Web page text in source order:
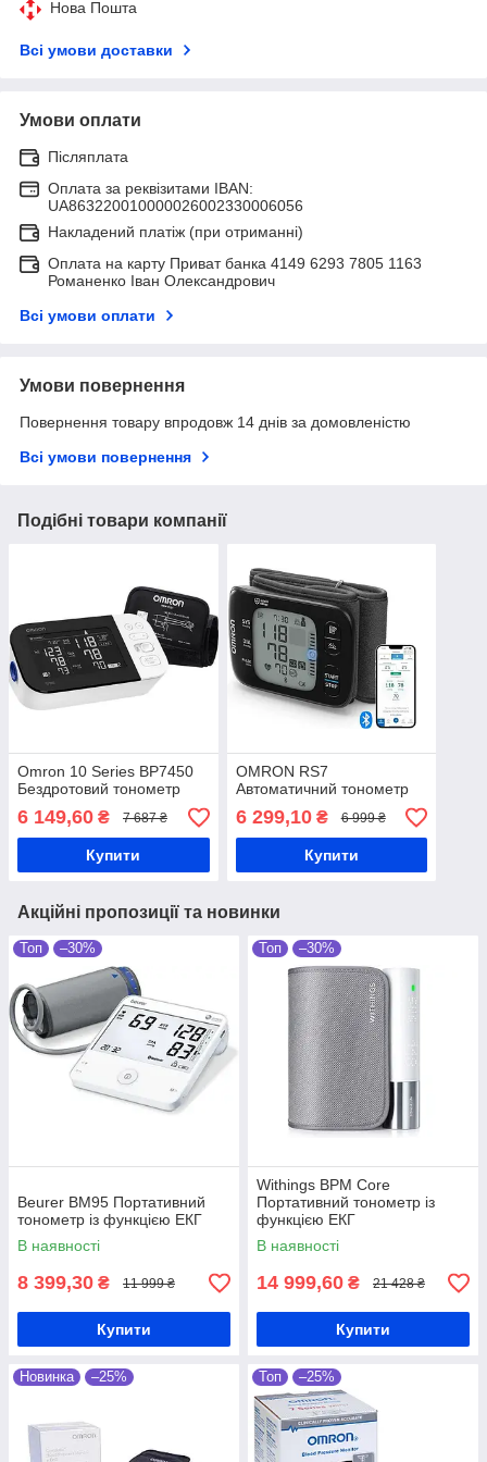
Нова Пошта
Всі умови доставки
Умови оплати
Післяплата
Оплата за реквізитами IBAN:
UA863220010000026002330006056
Накладений платіж (при отриманні)
Оплата на карту Приват банка 4149 6293 7805 1163
Романенко Іван Олександрович
Всі умови оплати
Умови повернення
Повернення товару впродовж 14 днів за домовленістю
Всі умови повернення
Подібні товари компанії
Omron 10 Series BP7450
Бездротовий тонометр
6 149,60 ₴ 7 687 ₴
Купити
OMRON RS7
Автоматичний тонометр
6 299,10₴ 6 999 ₴
Купити
Акційні пропозиції та новинки
Топ –30%
Beurer BM95 Портативний
тонометр із функцією ЕКГ
В наявності
8 399,30 ₴ 11 999 ₴
Купити
Топ –30%
Withings BPM Core
Портативний тонометр із
функцією ЕКГ
В наявності
14 999,60 ₴ 21 428 ₴
Купити
Новинка –25% Топ –25%